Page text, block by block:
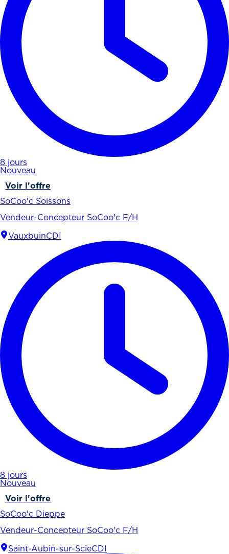
8 jours
Nouveau
Voir l'offre
SoCoo'c Soissons
Vendeur-Concepteur SoCoo'c F/H
VauxbuinCDI
8 jours
Nouveau
Voir l'offre
SoCoo'c Dieppe
Vendeur-Concepteur SoCoo'c F/H
Saint-Aubin-sur-ScieCDI